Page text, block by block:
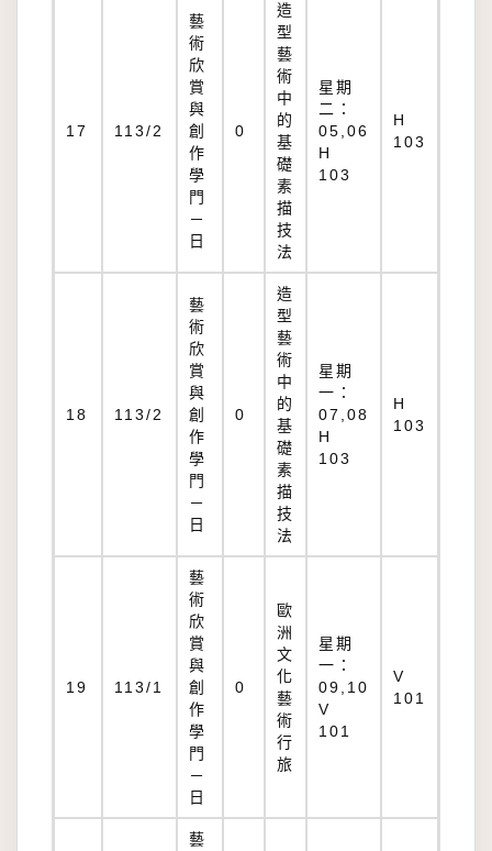
17 113/2
藝
術
欣
賞
與
創
作
學
門
－
日
0
造
型
藝
術
中
的
基
礎
素
描
技
法
星期
二：
05,06
H
103
H
103
18 113/2
藝
術
欣
賞
與
創
作
學
門
－
日
0
造
型
藝
術
中
的
基
礎
素
描
技
法
星期
一：
07,08
H
103
H
103
19 113/1
藝
術
欣
賞
與
創
作
學
門
－
日
0
歐
洲
文
化
藝
術
行
旅
星期
一：
09,10
V
101
V
101
藝